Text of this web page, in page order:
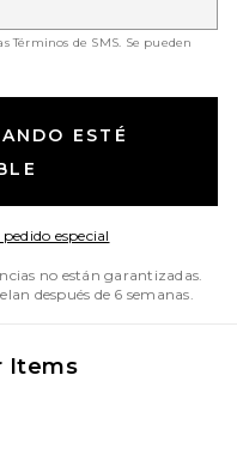
Términos de SMS. Se pueden
ESTÉ
especial
no están garantizadas.
después de 6 semanas.
Items